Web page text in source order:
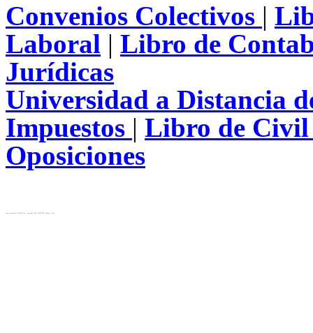
Convenios Colectivos |
Laboral | Libro de
Jurídicas
Universidad a Distancia
Impuestos | Libro de
Oposiciones
test( ip_server: 10.28.12.31 , ip_local: 216.73.216.137, cluster: cls)